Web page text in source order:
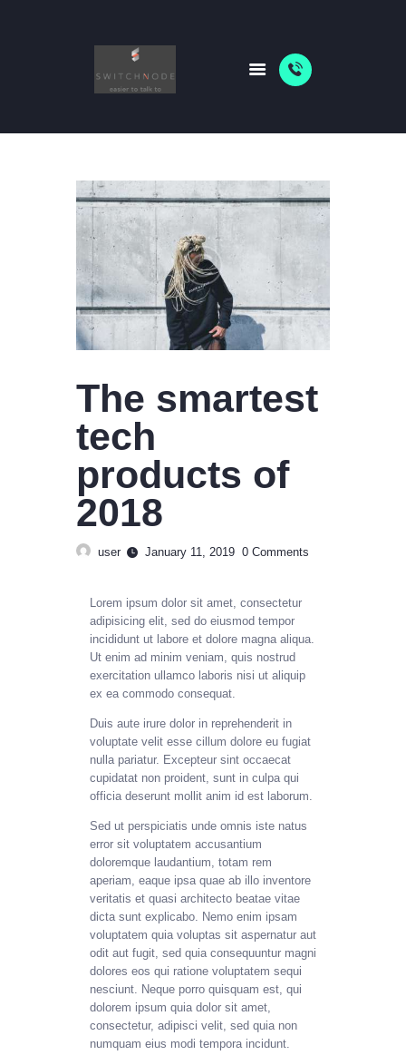
HOME
ABOUT US
SHOP
NEWS
The smartest
tech
products of
2018
user January 11, 2019 0 Comments
Lorem ipsum dolor sit amet, consectetur
adipisicing elit, sed do eiusmod tempor
incididunt ut labore et dolore magna aliqua.
Ut enim ad minim veniam, quis nostrud
exercitation ullamco laboris nisi ut aliquip
ex ea commodo consequat.
Duis aute irure dolor in reprehenderit in
voluptate velit esse cillum dolore eu fugiat
nulla pariatur. Excepteur sint occaecat
cupidatat non proident, sunt in culpa qui
officia deserunt mollit anim id est laborum.
Sed ut perspiciatis unde omnis iste natus
error sit voluptatem accusantium
doloremque laudantium, totam rem
aperiam, eaque ipsa quae ab illo inventore
veritatis et quasi architecto beatae vitae
dicta sunt explicabo. Nemo enim ipsam
voluptatem quia voluptas sit aspernatur aut
odit aut fugit, sed quia consequuntur magni
dolores eos qui ratione voluptatem sequi
nesciunt. Neque porro quisquam est, qui
dolorem ipsum quia dolor sit amet,
consectetur, adipisci velit, sed quia non
numquam eius modi tempora incidunt.